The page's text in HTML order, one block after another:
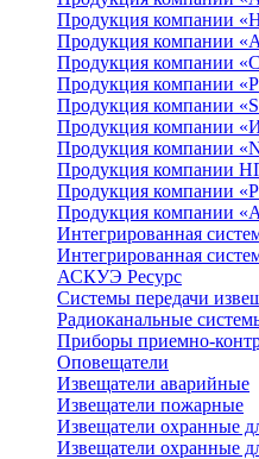
Продукция компании
Продукция компании
Продукция компании
Продукция компании
Продукция компании
Продукция компании
Продукция компании
Продукция компании
Продукция компании
Продукция компании
Интегрированная
Интегрированная
АСКУЭ Ресурс
Системы передачи
Радиоканальные
Приборы приемно-
Оповещатели
Извещатели аварийные
Извещатели пожарные
Извещатели охранные
Извещатели охранные